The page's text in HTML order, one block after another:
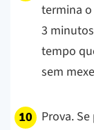
termina o
3
tempo
sem
Prova.